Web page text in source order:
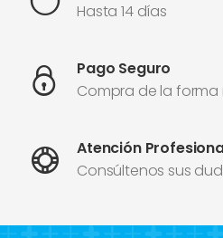
Hasta 14 días
Pago Seguro
Compra de la forma
Atención
Consúltenos sus